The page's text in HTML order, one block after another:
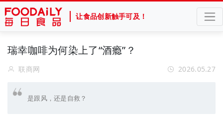
让食品创新触手可及！
瑞幸咖啡为何染上了“酒瘾”？
联商网 2026.05.27
是跟风，还是自救？